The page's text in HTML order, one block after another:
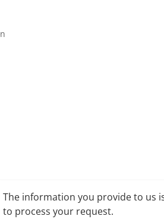
The information you provide to us
to process your request.